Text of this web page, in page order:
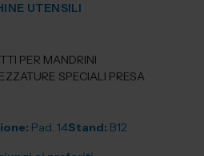
UTENSILI
PER MANDRINI
SPECIALI PRESA
Pad. 14Stand: B12